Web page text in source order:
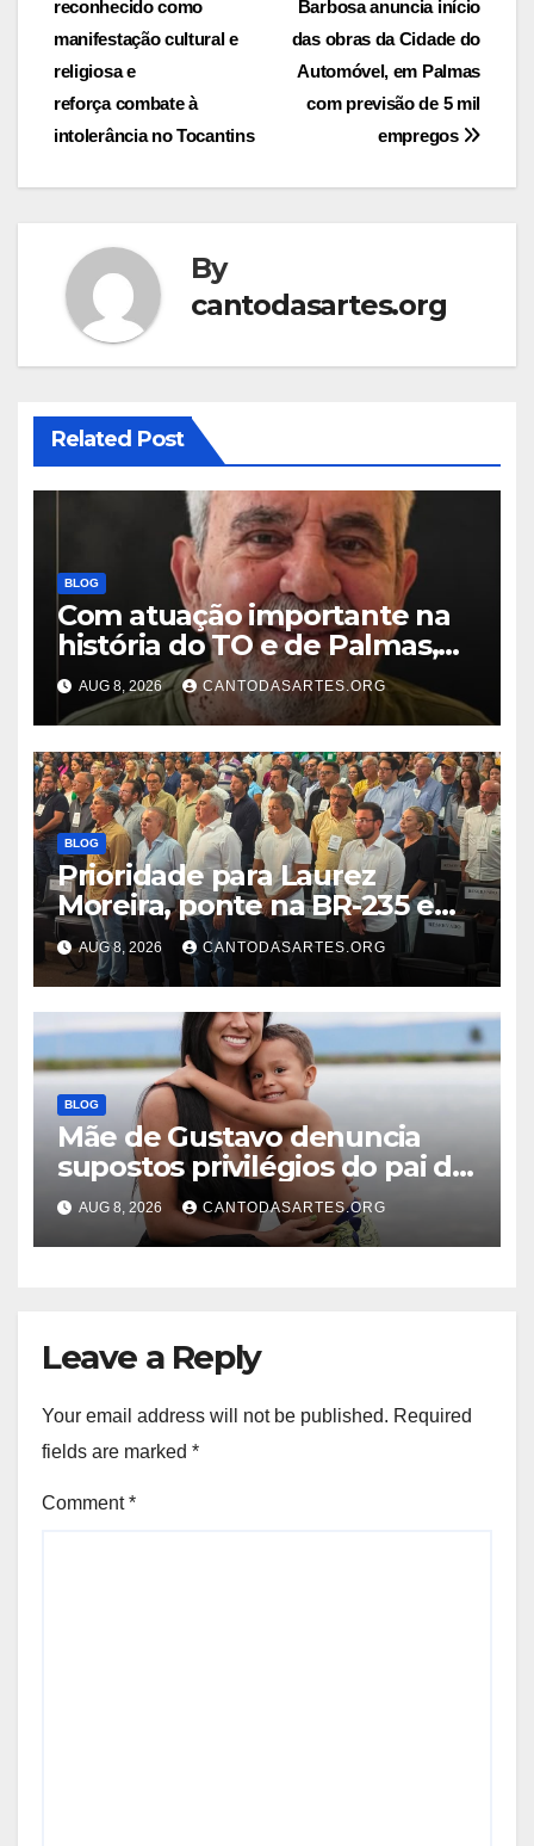
navigation
Barbosa anuncia início
das obras da Cidade do
Automóvel, em Palmas
com previsão de 5 mil
empregos
reconhecido como
manifestação cultural e
religiosa e
reforça combate à
intolerância no Tocantins
By
cantodasartes.org
Related Post
BLOG
Com atuação importante na
história do TO e de Palmas,
morre Israel Siqueira; Palmas
decreta luto oficial de três
dias
AUG 8, 2026 CANTODASARTES.ORG
BLOG
Prioridade para Laurez
Moreira, ponte na BR-235 em
Pedro Afonso será construída
pelo Presidente Lula
AUG 8, 2026 CANTODASARTES.ORG
BLOG
Mãe de Gustavo denuncia
supostos privilégios do pai do
menino na prisão: “Sendo
tratado como um rei”
AUG 8, 2026 CANTODASARTES.ORG
Leave a Reply
Your email address will not be published. Required
fields are marked *
Comment*